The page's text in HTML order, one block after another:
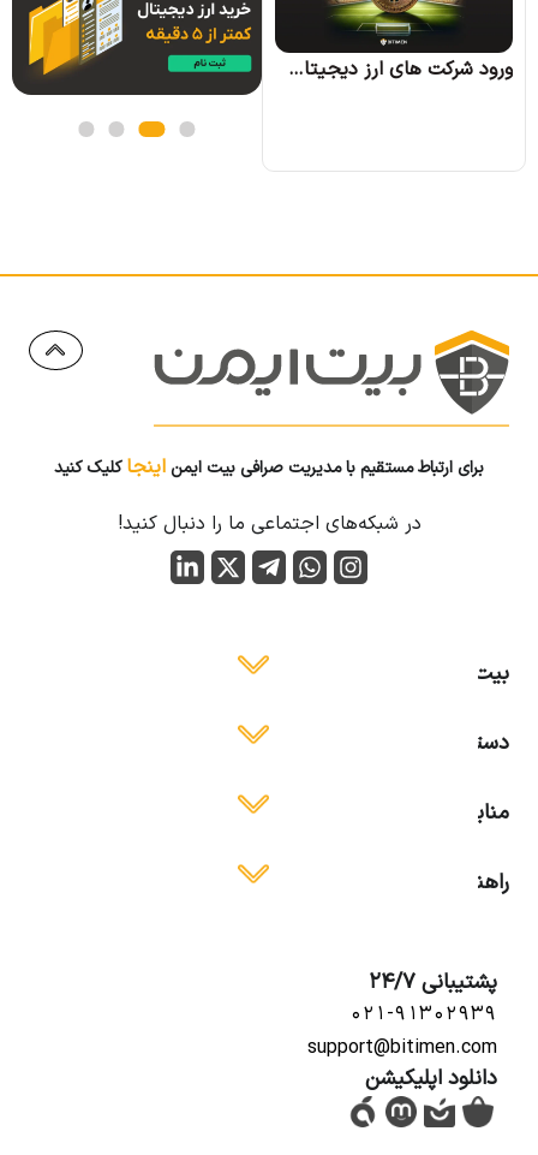
ورود شرکت های ارز دیجیتال به لیگ برتر فوتبال انگلیس
برای ارتباط مستقیم با مدیریت صرافی بیت ایمن اینجاکلیک کنید
در شبکه‌های اجتماعی ما را دنبال کنید!
بیت ایمن
دسترسی آسان
منابع آموزشی
راهنمای استفاده
پشتیبانی 24/7
۰۲۱-۹۱۳۰۲۹۳۹
support@bitimen.com
دانلود اپلیکیشن